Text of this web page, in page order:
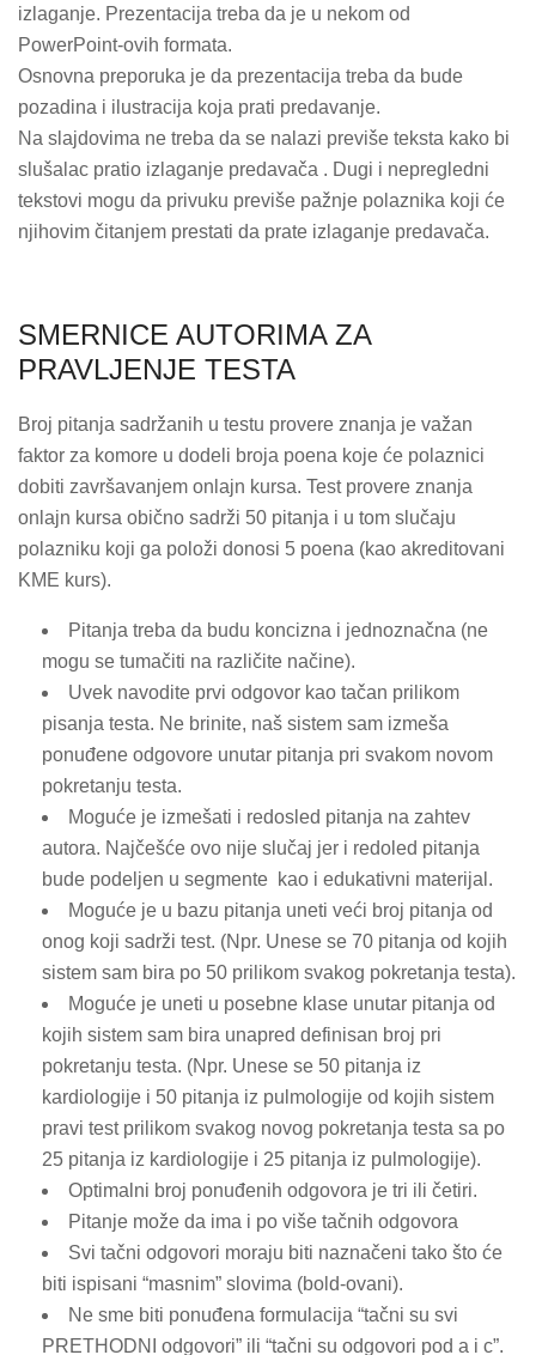
izlaganje. Prezentacija treba da je u nekom od
PowerPoint-ovih formata.
Osnovna preporuka je da prezentacija treba da bude
pozadina i ilustracija koja prati predavanje.
Na slajdovima ne treba da se nalazi previše teksta kako bi
slušalac pratio izlaganje predavača . Dugi i nepregledni
tekstovi mogu da privuku previše pažnje polaznika koji će
njihovim čitanjem prestati da prate izlaganje predavača.
SMERNICE AUTORIMA ZA
PRAVLJENJE TESTA
Broj pitanja sadržanih u testu provere znanja je važan
faktor za komore u dodeli broja poena koje će polaznici
dobiti završavanjem onlajn kursa. Test provere znanja
onlajn kursa obično sadrži 50 pitanja i u tom slučaju
polazniku koji ga položi donosi 5 poena (kao akreditovani
KME kurs).
Pitanja treba da budu koncizna i jednoznačna (ne
mogu se tumačiti na različite načine).
Uvek navodite prvi odgovor kao tačan prilikom
pisanja testa. Ne brinite, naš sistem sam izmeša
ponuđene odgovore unutar pitanja pri svakom novom
pokretanju testa.
Moguće je izmešati i redosled pitanja na zahtev
autora. Najčešće ovo nije slučaj jer i redoled pitanja
bude podeljen u segmente kao i edukativni materijal.
Moguće je u bazu pitanja uneti veći broj pitanja od
onog koji sadrži test. (Npr. Unese se 70 pitanja od kojih
sistem sam bira po 50 prilikom svakog pokretanja testa).
Moguće je uneti u posebne klase unutar pitanja od
kojih sistem sam bira unapred definisan broj pri
pokretanju testa. (Npr. Unese se 50 pitanja iz
kardiologije i 50 pitanja iz pulmologije od kojih sistem
pravi test prilikom svakog novog pokretanja testa sa po
25 pitanja iz kardiologije i 25 pitanja iz pulmologije).
Optimalni broj ponuđenih odgovora je tri ili četiri.
Pitanje može da ima i po više tačnih odgovora
Svi tačni odgovori moraju biti naznačeni tako što će
biti ispisani “masnim” slovima (bold-ovani).
Ne sme biti ponuđena formulacija “tačni su svi
PRETHODNI odgovori” ili “tačni su odgovori pod a i c”.